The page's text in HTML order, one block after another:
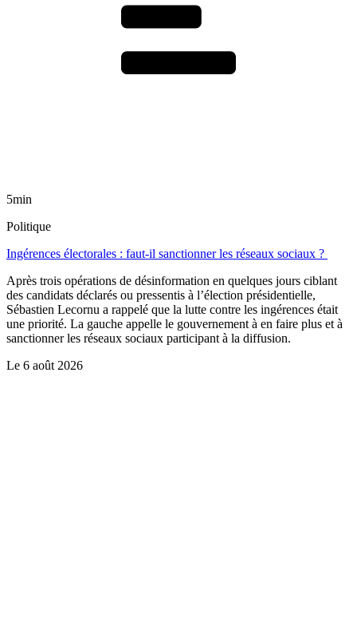
5min
Politique
Ingérences électorales : faut-il sanctionner les réseaux sociaux ?
Après trois opérations de désinformation en quelques jours ciblant
des candidats déclarés ou pressentis à l’élection présidentielle,
Sébastien Lecornu a rappelé que la lutte contre les ingérences était
une priorité. La gauche appelle le gouvernement à en faire plus et à
sanctionner les réseaux sociaux participant à la diffusion.
Le 6 août 2026